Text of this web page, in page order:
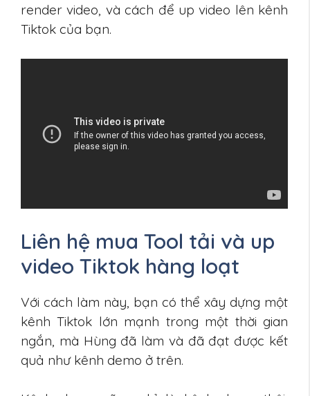
render video, và cách để up video lên kênh
Tiktok của bạn.
Liên hệ mua Tool tải và up
video Tiktok hàng loạt
Với cách làm này, bạn có thể xây dựng một
kênh Tiktok lớn mạnh trong một thời gian
ngắn, mà Hùng đã làm và đã đạt được kết
quả như kênh demo ở trên.